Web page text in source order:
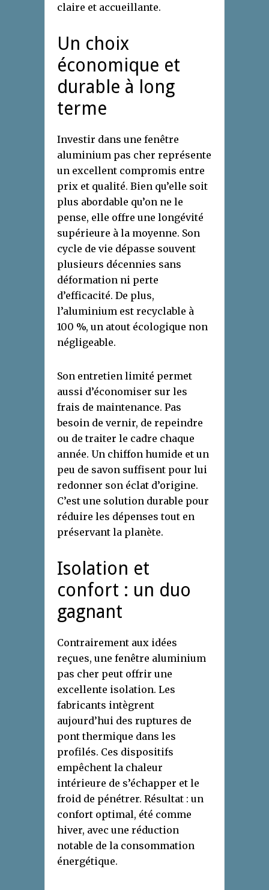
claire et accueillante.
Un choix
économique et
durable à long
terme
Investir dans une fenêtre
aluminium pas cher représente
un excellent compromis entre
prix et qualité. Bien qu’elle soit
plus abordable qu’on ne le
pense, elle offre une longévité
supérieure à la moyenne. Son
cycle de vie dépasse souvent
plusieurs décennies sans
déformation ni perte
d’efficacité. De plus,
l’aluminium est recyclable à
100 %, un atout écologique non
négligeable.
Son entretien limité permet
aussi d’économiser sur les
frais de maintenance. Pas
besoin de vernir, de repeindre
ou de traiter le cadre chaque
année. Un chiffon humide et un
peu de savon suffisent pour lui
redonner son éclat d’origine.
C’est une solution durable pour
réduire les dépenses tout en
préservant la planète.
Isolation et
confort : un duo
gagnant
Contrairement aux idées
reçues, une fenêtre aluminium
pas cher peut offrir une
excellente isolation. Les
fabricants intègrent
aujourd’hui des ruptures de
pont thermique dans les
profilés. Ces dispositifs
empêchent la chaleur
intérieure de s’échapper et le
froid de pénétrer. Résultat : un
confort optimal, été comme
hiver, avec une réduction
notable de la consommation
énergétique.